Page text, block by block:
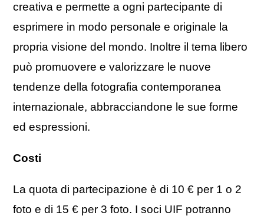
creativa e permette a ogni partecipante di
esprimere in modo personale e originale la
propria visione del mondo. Inoltre il tema libero
può promuovere e valorizzare le nuove
tendenze della fotografia contemporanea
internazionale, abbracciandone le sue forme
ed espressioni.
Costi
La quota di partecipazione è di 10 € per 1 o 2
foto e di 15 € per 3 foto. I soci UIF potranno